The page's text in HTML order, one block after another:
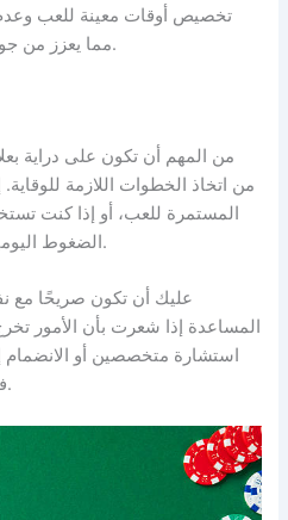
تخصيص أوقات معينة للعب
مما يعزز من جودة التجربة ويقلل من المخاطر.
من المهم أن تكون على دراية
من اتخاذ الخطوات اللازمة
المستمرة للعب، أو إذا كنت
الضغوط اليومية، فقد تكون في خطر الإدمان.
عليك أن تكون صريحًا
المساعدة إذا شعرت بأن الأمور
استشارة متخصصين أو
في التغلب على هذه المشكلات.